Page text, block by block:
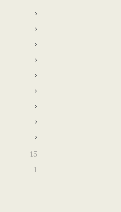
15
1